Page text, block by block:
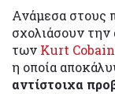
Ανάμεσα στους
σχολιάσουν
των Kurt Cobain
η οποία
αντίστοιχα